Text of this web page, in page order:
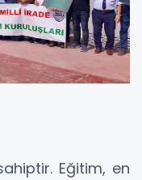
Eğitim, en